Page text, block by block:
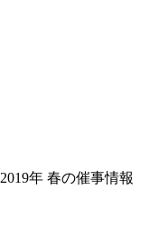
2019年 春の催事情報